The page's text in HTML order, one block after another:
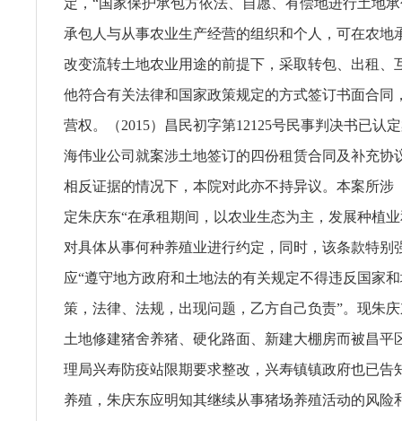
承包人与从事农业生产经营的组织和个人，可在农地
改变流转土地农业用途的前提下，采取转包、出租、
他符合有关法律和国家政策规定的方式签订书面合同
营权。（2015）昌民初字第12125号民事判决书已认
海伟业公司就案涉土地签订的四份租赁合同及补充协
相反证据的情况下，本院对此亦不持异议。本案所涉
定朱庆东“在承租期间，以农业生态为主，发展种植
对具体从事何种养殖业进行约定，同时，该条款特别
应“遵守地方政府和土地法的有关规定不得违反国家
策，法律、法规，出现问题，乙方自己负责”。现朱
土地修建猪舍养猪、硬化路面、新建大棚房而被昌平
理局兴寿防疫站限期要求整改，兴寿镇镇政府也已告
养殖，朱庆东应明知其继续从事猪场养殖活动的风险